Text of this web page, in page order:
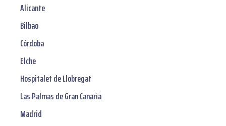
Alicante
Bilbao
Córdoba
Elche
Hospitalet de Llobregat
Las Palmas de Gran Canaria
Madrid